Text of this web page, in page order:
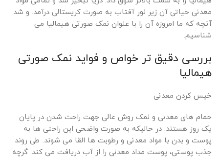
معدنی حیاتی آن زیر نور آفتاب به صورت کریستالی درآمد. و شد
آنچه که ما امروزه آن را با عنوان نمک صورتی هیمالیا می
شناسیم.
بررسی دقیق تر خواص و فواید نمک صورتی
هیمالیا
خیس کردن معدنی
حمام های معدنی و نمک روش عالی جهت راحت شدن در پایان
یک روز هستند. در حالیکه به صورت واضحی این راحتی ها به
پوست و بدن با مواد معدنی و رطوبت ها القا می شوند. طی روند
جذب پوستی، پوست مداد معدنی را از آب دریافت می کند. گرچه